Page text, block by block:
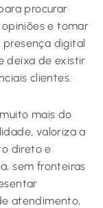
procurar
e tomar
presença digital
deixa de existir
clientes.
mais do
valoriza a
direto e
sem fronteiras
atendimento,